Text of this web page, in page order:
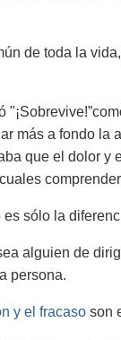
de toda la
más a fondo la
que el dolor y
es sólo la
alguien de
persona.
y el fracaso son